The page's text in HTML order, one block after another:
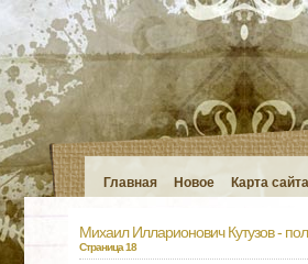
Главная Новое Карта сайта
Михаил Илларионович Кутузов -
Страница 18